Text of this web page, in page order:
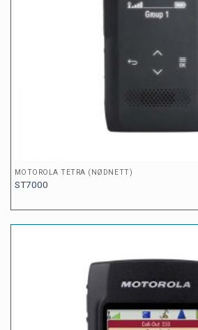
MOTOROLA TETRA (NØDNETT)
ST7000